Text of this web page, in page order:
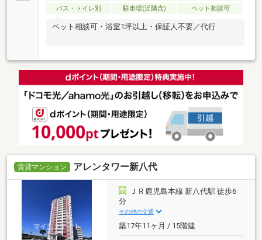
バス・トイレ別
駐車場(近隣含) ペット相談可
ペット相談可・浴室1坪以上・保証人不要／代行
賃貸マンション アレンタワー新八代
ＪＲ鹿児島本線 新八代駅 徒歩6
分
その他の交通
築17年11ヶ月 / 15階建